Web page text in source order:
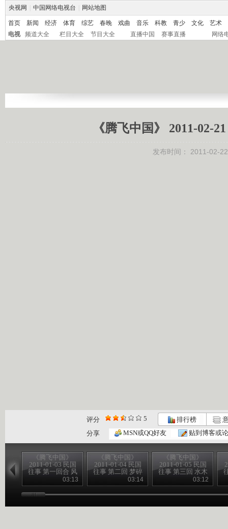
央视网 中国网络电视台 网站地图
首页 新闻 经济 体育 综艺 春晚 戏曲 音乐 科教 青少 文化
艺术
电视
频道大全 栏目大全 节目大全 直播中国 赛事直播 网络
《腾飞中国》 2011-02-
发布时间： 2011-02-
评分 5 排行榜
分享
MSN或QQ好友 贴到博客或
《腾飞中国》
2011-01-03 民国
往事 第一回合 风
雨飘摇季03:13
《腾飞中国》
2011-01-04 民国
往事 第二回 梦碎
03:14
《腾飞中国》
2011-01-05 民国
往事 第三回 水木
03:12